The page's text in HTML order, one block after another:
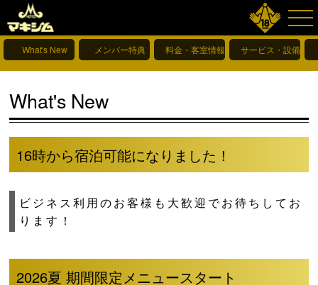
What's New メンバー特典 料金・客室情報 サービス・設備情報
What's New
16時から宿泊可能になりました！
ビジネス利用のお客様も大歓迎でお待ちしてお
ります！
2026夏 期間限定メニュースタート